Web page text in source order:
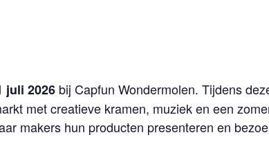
juli 2026 bij Capfun Wondermolen. Tijdens
met creatieve kramen, muziek en een
makers hun producten presenteren en